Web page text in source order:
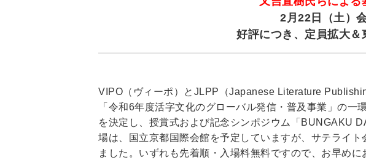
2月22日（土）
好評につき、定員拡大
VIPO（ヴィーポ）とJLPP（Japanese Literature
「令和6年度活字文化のグローバル発信・普及事業」の
を決定し、授賞式および記念シンポジウム「BUNGAKU
場は、国立京都国際会館を予定していますが、サテライ
ました。いずれも先着順・入場料無料ですので、お早めに